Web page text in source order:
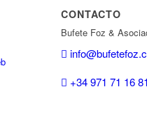
CONTACTO
Bufete Foz &
+34 971 71 16 81